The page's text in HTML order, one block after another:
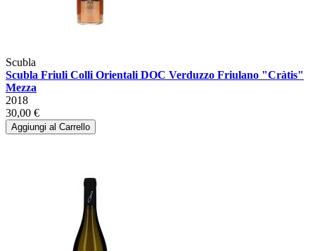
Scubla
Scubla Friuli Colli Orientali DOC Verduzzo Friulano "Cràtis"
Mezza
2018
30,00 €
Aggiungi al Carrello